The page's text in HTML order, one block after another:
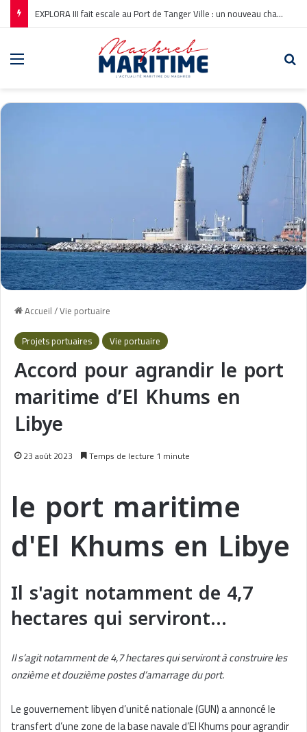
EXPLORA III fait escale au Port de Tanger Ville : un nouveau chapitre pour la croisière en Méditerranée
Accueil/Vie portuaire
Projets portuaires
Vie portuaire
Accord pour agrandir le port
maritime d’El Khums en
Libye
23 août 2023 Temps de lecture 1 minute
le port maritime
d'El Khums en Libye
Il s'agit notamment de 4,7
hectares qui serviront…
Il s’agit notamment de 4,7 hectares qui serviront à construire les
onzième et douzième postes d’amarrage du port.
Le gouvernement libyen d’unité nationale (GUN) a annoncé le
transfert d’une zone de la base navale d’El Khums pour agrandir